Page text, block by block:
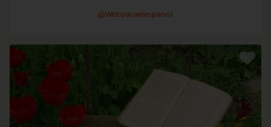
@Webparaelespanol